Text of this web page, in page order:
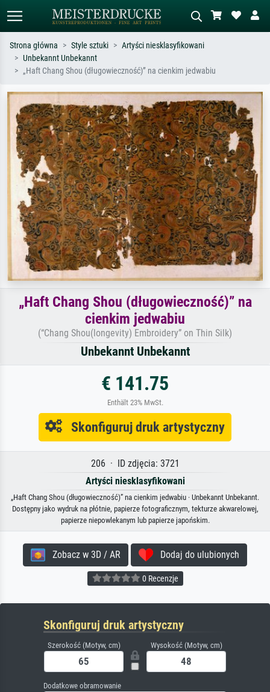
Wyszukiwanie standardowe Wyszukiwanie obrazów AI
Monet, Gwiaździsta noc,
impresjonizm, fala Hokusaia, akt.
abstrakcja z czerwienią, ciemny olej,
stojący akt obok drzewa.
Strona główna Style sztuki
Artyści niesklasyfikowani
Unbekannt Unbekannt
„Haft Chang Shou (długowieczność)” na cienkim jedwabiu
„Haft Chang Shou (długowieczność)” na
cienkim jedwabiu
(“Chang Shou(longevity) Embroidery” on Thin Silk)
Unbekannt Unbekannt
€ 141.75
Enthält 23% MwSt.
Skonfiguruj druk artystyczny
206 · ID zdjęcia: 3721
Artyści niesklasyfikowani
„Haft Chang Shou (długowieczność)” na cienkim jedwabiu · Unbekannt Unbekannt.
Dostępny jako wydruk na płótnie, papierze fotograficznym, tekturze akwarelowej,
papierze niepowlekanym lub papierze japońskim.
Zobacz w 3D / AR Dodaj do ulubionych
0 Recenzje
Skonfiguruj druk artystyczny
Szerokość (Motyw, cm) Wysokość (Motyw, cm)
Dodatkowe obramowanie